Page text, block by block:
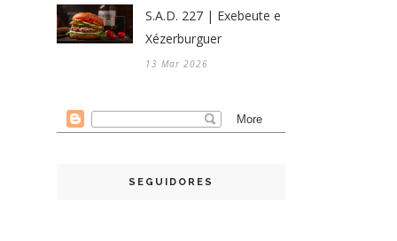
S.A.D. 227 | Exebeute e
Xézerburguer
13 Mar 2026
SEGUIDORES